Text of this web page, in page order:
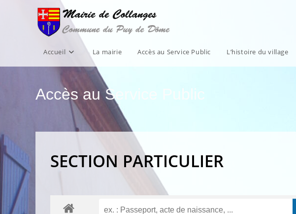
Accueil La mairie Accès au Service Public L’histoire du village
Accès au Service Public
SECTION PARTICULIER